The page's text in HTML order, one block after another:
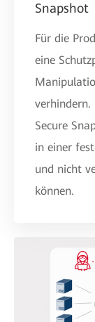
Snapshot
Für die
eine
verhindern.
Secure
in einer
und nicht
können.